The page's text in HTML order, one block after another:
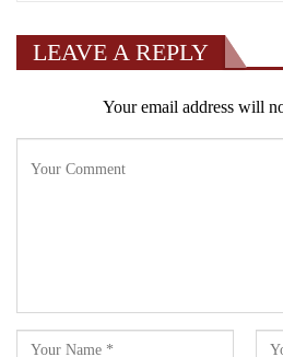
LEAVE A REPLY
Your email address will